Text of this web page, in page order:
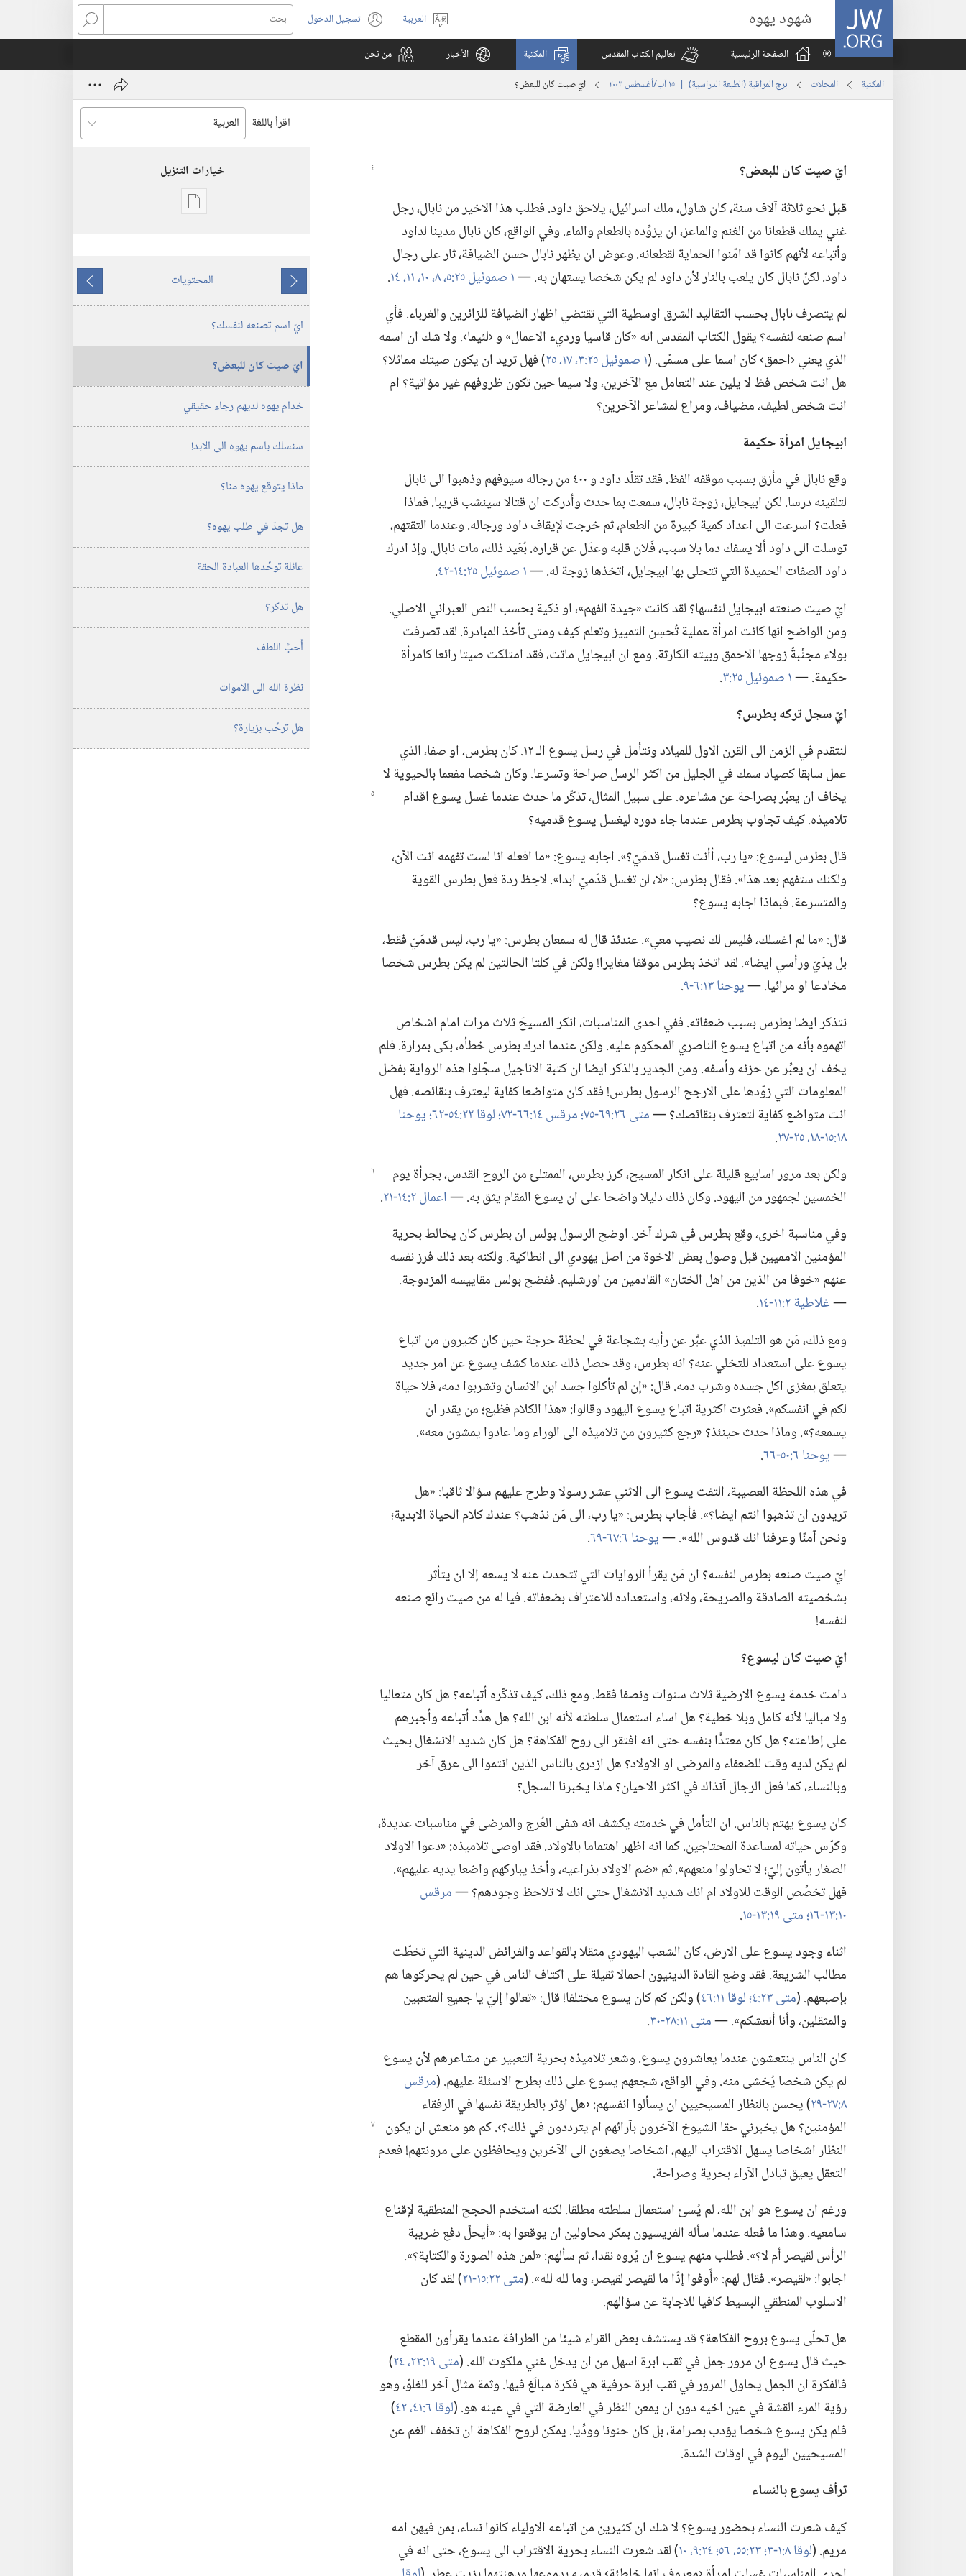
JW.ORG شهود يهوه
اختر
اللغة
العربية تسجيل الدخول
(يفتح
نافذة
بحث
الصفحة الرئيسية
تعاليم الكتاب المقدس المكتبة الأخبار من نحن
المكتبة المجلات برج المراقبة (‏الطبعة الدراسية)‏ | ‏‎١٥‏ ‏‎آب/أغسطس‏ ‎٢٠٠٣ ايّ صيت كان للبعض؟‏
اقرأ باللغة
ايّ صيت كان للبعض؟‏
قبلنحو ثلاثة آلاف سنة،‏ كان شاول،‏ ملك اسرائيل،‏ يلاحق داود.‏ فطلب هذا الاخير من نابال،‏ رجل
غني يملك قطعانا من الغنم والماعز،‏ ان يزوِّده بالطعام والماء.‏ وفي الواقع،‏ كان نابال مدينا لداود
وأتباعه لأنهم كانوا قد امّنوا الحماية لقطعانه.‏ وعوض ان يظهر نابال حسن الضيافة،‏ ثار على رجال
داود.‏ لكنّ نابال كان يلعب بالنار لأن داود لم يكن شخصا يستهان به.‏ —‏١ صموئيل ٢٥:‏٥،‏ ٨،‏
‏.‏
لم يتصرف نابال بحسب التقاليد الشرق اوسطية التي تقتضي اظهار الضيافة للزائرين والغرباء.‏ فأي
اسم صنعه لنفسه؟‏ يقول الكتاب المقدس انه «كان قاسيا ورديء الاعمال» و ‹لئيما›.‏ ولا شك ان اسمه
الذي يعني ‹احمق› كان اسما على مسمّى.‏ (‏١ صموئيل ٢٥:‏٣،‏
‏)‏ فهل تريد ان يكون صيتك مماثلا؟‏
هل انت شخص فظ لا يلين عند التعامل مع الآخرين،‏ ولا سيما حين تكون ظروفهم غير مؤاتية؟‏ ام
انت شخص لطيف،‏ مضياف،‏ ومراع لمشاعر الآخرين؟‏
ابيجايل امرأة حكيمة
وقع نابال في مأزق بسبب موقفه الفظ.‏ فقد تقلّد داود و ٤٠٠ من رجاله سيوفهم وذهبوا الى نابال
لتلقينه درسا.‏ لكن ابيجايل،‏ زوجة نابال،‏ سمعت بما حدث وأدركت ان قتالا سينشب قريبا.‏ فماذا
فعلت؟‏ اسرعت الى اعداد كمية كبيرة من الطعام،‏ ثم خرجت لإيقاف داود ورجاله.‏ وعندما التقتهم،‏
توسلت الى داود ألا يسفك دما بلا سبب،‏ فَلان قلبه وعدَل عن قراره.‏ بُعَيد ذلك،‏ مات نابال.‏ وإذ ادرك
داود الصفات الحميدة التي تتحلى بها ابيجايل،‏ اتخذها زوجة له.‏ —‏١ صموئيل ٢٥:‏١٤-‏٤٢
‏.‏
ايّ صيت صنعته ابيجايل لنفسها؟‏ لقد كانت «جيدة الفهم»،‏ او ذكية بحسب النص العبراني الاصلي.‏
ومن الواضح انها كانت امرأة عملية تُحسِن التمييز وتعلم كيف ومتى تأخذ المبادرة.‏ لقد تصرفت
بولاء مجنِّبةً زوجها الاحمق وبيته الكارثة.‏ ومع ان ابيجايل ماتت،‏ فقد امتلكت صيتا رائعا كامرأة
حكيمة.‏ —‏١ صموئيل ٢٥:‏٣
‏.‏
ايّ سجل تركه بطرس؟‏
لنتقدم في الزمن الى القرن الاول للميلاد ونتأمل في رسل يسوع الـ‍ ١٢.‏ كان بطرس،‏ او صفا،‏ الذي
عمل سابقا كصياد سمك في الجليل من اكثر الرسل صراحة وتسرعا.‏ وكان شخصا مفعما بالحيوية لا
يخافان يعبِّر بصراحة عن مشاعره.‏ على سبيل المثال،‏ تذكّر ما حدث عندما غسل يسوع اقدام
تلاميذه.‏ كيف تجاوب بطرس عندما جاء دوره ليغسل يسوع قدميه؟‏
قال بطرس ليسوع:‏ «يا رب،‏ أأنت تغسل قدمَيّ؟‏».‏ اجابه يسوع:‏ «ما افعله انا لست تفهمه انت الآن،‏
ولكنك ستفهم بعد هذا».‏ فقال بطرس:‏ «لا،‏ لن تغسل قدَميّ ابدا».‏ لاحِظ ردة فعل بطرس القوية
والمتسرعة.‏ فبماذا اجابه يسوع؟‏
قال:‏ «ما لم اغسلك،‏ فليس لك نصيب معي».‏ عندئذ قال له سمعان بطرس:‏ «يا رب،‏ ليس قدمَيّ فقط،‏
بل يدَيّ ورأسي ايضا».‏ لقد اتخذ بطرس موقفا مغايرا!‏ ولكن في كلتا الحالتين لم يكن بطرس شخصا
مخادعا او مرائيا.‏ —‏يوحنا ١٣:‏٦-‏٩
‏.‏
نتذكر ايضا بطرس بسبب ضعفاته.‏ ففي احدى المناسبات،‏ انكر المسيحَ ثلاث مرات امام اشخاص
اتهموه بأنه من اتباع يسوع الناصري المحكوم عليه.‏ ولكن عندما ادرك بطرس خطأه،‏ بكى بمرارة.‏ فلم
يخف ان يعبِّر عن حزنه وأسفه.‏ ومن الجدير بالذكر ايضا ان كتبة الاناجيل سجّلوا هذه الرواية بفضل
المعلومات التي زوّدها على الارجح الرسول بطرس!‏ فقد كان متواضعا كفاية ليعترف بنقائصه.‏ فهل
انت متواضع كفاية لتعترف بنقائصك؟‏ —‏متى ٢٦:‏٦٩-‏٧٥؛‏ مرقس ١٤:‏٦٦-‏٧٢؛‏ لوقا ٢٢:‏٥٤-‏٦٢؛‏
يوحنا
١٨:‏١٥-‏١٨،‏
‏.‏
ولكن بعد مرور اسابيع قليلة على انكار المسيح،‏ كرز بطرس،‏ الممتلئ من الروح القدس،‏ بجرأة يوم
الخمسين لجمهور من اليهود.‏ وكان ذلك دليلا واضحا على ان يسوع المقام يثق به.‏ —‏اعمال ٢:‏١٤-‏٢١
‏.‏
وفي مناسبة اخرى،‏ وقع بطرس في شرك آخر.‏ اوضح الرسول بولس ان بطرس كان يخالط بحرية
المؤمنين الامميين قبل وصول بعض الاخوة من اصل يهودي الى انطاكية.‏ ولكنه بعد ذلك فرز نفسه
عنهم «خوفا من الذين من اهل الختان» القادمين من اورشليم.‏ ففضح بولس مقاييسه المزدوجة.‏
—‏غلاطية ٢:‏١١-‏١٤
‏.‏
ومع ذلك،‏ مَن هو التلميذ الذي عبَّر عن رأيه بشجاعة في لحظة حرجة حين كان كثيرون من اتباع
يسوع على استعداد للتخلي عنه؟‏ انه بطرس،‏ وقد حصل ذلك عندما كشف يسوع عن امر جديد
يتعلق بمغزى اكل جسده وشرب دمه.‏ قال:‏ «إن لم تأكلوا جسد ابن الانسان وتشربوا دمه،‏ فلا حياة
لكم في انفسكم».‏ فعثرت اكثرية اتباع يسوع اليهود وقالوا:‏ «هذا الكلام فظيع؛‏ من يقدر ان
يسمعه؟‏».‏ وماذا حدث حينئذ؟‏ «رجع كثيرون من تلاميذه الى الوراء وما عادوا يمشون معه».‏
—‏يوحنا ٦:‏٥٠-‏٦٦
‏.‏
في هذه اللحظة العصيبة،‏ التفت يسوع الى الاثني عشر رسولا وطرح عليهم سؤالا ثاقبا:‏ «هل
تريدون ان تذهبوا انتم ايضا؟‏».‏ فأجاب بطرس:‏ «يا رب،‏ الى مَن نذهب؟‏ عندك كلام الحياة الابدية؛‏
ونحن آمنّا وعرفنا انك قدوس الله».‏ —‏يوحنا ٦:‏٦٧-‏٦٩
‏.‏
ايّ صيت صنعه بطرس لنفسه؟‏ ان مَن يقرأ الروايات التي تتحدث عنه لا يسعه إلا ان يتأثر
بشخصيته الصادقة والصريحة،‏ ولائه،‏ واستعداده للاعتراف بضعفاته.‏ فيا له من صيت رائع صنعه
لنفسه!‏
ايّ صيت كان ليسوع؟‏
دامت خدمة يسوع الارضية ثلاث سنوات ونصفا فقط.‏ ومع ذلك،‏ كيف تذكّره أتباعه؟‏ هل كان متعاليا
ولا مباليا لأنه كامل وبلا خطية؟‏ هل اساء استعمال سلطته لأنه ابن الله؟‏ هل هدَّد أتباعه وأجبرهم
على إطاعته؟‏ هل كان معتدًّا بنفسه حتى انه افتقر الى روح الفكاهة؟‏ هل كان شديد الانشغال بحيث
لم يكن لديه وقت للضعفاء والمرضى او الاولاد؟‏ هل ازدرى بالناس الذين انتموا الى عرق آخر
وبالنساء،‏ كما فعل الرجال آنذاك في اكثر الاحيان؟‏ ماذا يخبرنا السجل؟‏
كان يسوع يهتم بالناس.‏ ان التأمل في خدمته يكشف انه شفى العُرج والمرضى في مناسبات عديدة،‏
وكرّس حياته لمساعدة المحتاجين.‏ كما انه اظهر اهتماما بالاولاد.‏ فقد اوصى تلاميذه:‏ «دعوا الاولاد
الصغار يأتون إليّ؛‏ لا تحاولوا منعهم».‏ ثم «ضم الاولاد بذراعيه،‏ وأخذ يباركهم واضعا يديه عليهم».‏
فهل تخصِّص الوقت للاولاد ام انك شديد الانشغال حتى انك لا تلاحظ وجودهم؟‏ —‏مرقس
١٠:‏١٣-‏١٦؛‏
متى ١٩:‏١٣-‏١٥
‏.‏
اثناء وجود يسوع على الارض،‏ كان الشعب اليهودي مثقلا بالقواعد والفرائض الدينية التي تخطّت
مطالب الشريعة.‏ فقد وضع القادة الدينيون احمالا ثقيلة على اكتاف الناس في حين لم يحركوها هم
بإصبعهم.‏ (‏متى ٢٣:‏٤؛‏ لوقا ١١:‏٤٦
‏)‏ ولكن كم كان يسوع مختلفا!‏ قال:‏ «تعالوا إليّ يا جميع المتعبين
والمثقلين،‏ وأنا أنعشكم».‏ —‏متى ١١:‏٢٨-‏٣٠
‏.‏
كان الناس ينتعشون عندما يعاشرون يسوع.‏ وشعر تلاميذه بحرية التعبير عن مشاعرهم لأن يسوع
لم يكن شخصا يُخشى منه.‏ وفي الواقع،‏ شجعهم يسوع على ذلك بطرح الاسئلة عليهم.‏ (‏مرقس
٨:‏٢٧-‏٢٩
‏)‏ يحسن بالنظار المسيحيين ان يسألوا انفسهم:‏ ‹هل اؤثر بالطريقة نفسها في الرفقاء
المؤمنين؟‏ هل يخبرنيحقا الشيوخ الآخرون بآرائهم ام يترددون في ذلك؟‏›.‏ كم هو منعش ان يكون
النظار اشخاصا يسهل الاقتراب اليهم،‏ اشخاصا يصغون الى الآخرين ويحافظون على مرونتهم!‏ فعدم
التعقل يعيق تبادل الآراء بحرية وصراحة.‏
ورغم ان يسوع هو ابن الله،‏ لم يُسئ استعمال سلطته مطلقا.‏ لكنه استخدم الحجج المنطقية لإقناع
سامعيه.‏ وهذا ما فعله عندما سأله الفريسيون بمكر محاولين ان يوقعوا به:‏ «أيحلّ دفع ضريبة
الرأس لقيصر أم لا؟‏».‏ فطلب منهم يسوع ان يُروه نقدا،‏ ثم سألهم:‏ «لمن هذه الصورة والكتابة؟‏».‏
اجابوا:‏ «لقيصر».‏ فقال لهم:‏ «أَوفوا إذًا ما لقيصر لقيصر،‏ وما لله لله».‏ (‏متى ٢٢:‏١٥-‏٢١
‏)‏ لقد كان
الاسلوب المنطقي البسيط كافيا للاجابة عن سؤالهم.‏
هل تحلّى يسوع بروح الفكاهة؟‏ قد يستشف بعض القراء شيئا من الطرافة عندما يقرأون المقطع
حيث قال يسوع ان مرور جمل في ثقب ابرة اسهل من ان يدخل غني ملكوت الله.‏ (‏متى ١٩:‏٢٣،‏ ٢٤
‏)‏
فالفكرة ان الجمل يحاول المرور في ثقب ابرة حرفية هي فكرة مبالَغ فيها.‏ وثمة مثال آخر للغلوّ،‏ وهو
رؤية المرء القشة في عين اخيه دون ان يمعن النظر في العارضة التي في عينه هو.‏ (‏لوقا ٦:‏٤١،‏ ٤٢
‏)‏
فلم يكن يسوع شخصا يؤدب بصرامة،‏ بل كان حنونا وودِّيا.‏ يمكن لروح الفكاهة ان تخفف الغم عن
المسيحيين اليوم في اوقات الشدة.‏
ترأف يسوع بالنساء
كيف شعرت النساء بحضور يسوع؟‏ لا شك ان كثيرين من اتباعه الاولياء كانوا نساء،‏ بمن فيهن امه
مريم.‏ (‏لوقا ٨:‏١-‏٣؛‏
‏)‏ لقد شعرت النساء بحرية الاقتراب الى يسوع،‏ حتى انه في
خيارات التنزيل
خيارات
المراقبة
(‏الطبعة
‏‎١٥‏ ‏‎آب/
‎٢٠٠٣
ما
يسبق
المحتويات
ما
يلي
ايّ اسم تصنعه لنفسك؟‏
ايّ صيت كان للبعض؟‏
خدام يهوه لديهم رجاء حقيقي
سنسلك باسم يهوه الى الابد!‏
ماذا يتوقع يهوه منا؟‏
هل تجدّ في طلب يهوه؟‏
عائلة توحِّدها العبادة الحقة
هل تذكر؟‏
أَحبَّ اللطف
نظرة الله الى الاموات
هل ترحِّب بزيارة؟‏